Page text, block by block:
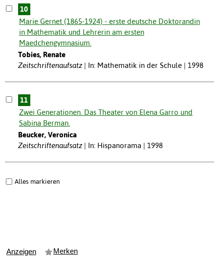
10
Marie Gernet (1865-1924) - erste deutsche Doktorandin
in Mathematik und Lehrerin am ersten
Maedchengymnasium.
Tobies, Renate
Zeitschriftenaufsatz
In: Mathematik in der Schule | 1998
11
Zwei Generationen. Das Theater von Elena Garro und
Sabina Berman.
Beucker, Veronica
Zeitschriftenaufsatz
In: Hispanorama | 1998
Alles markieren
Anzeigen Merken